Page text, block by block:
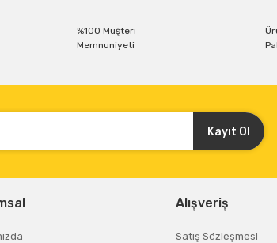
%100 Müşteri
Memnuniyeti
Kayıt Ol
Alışveriş
Satış Sözleşmesi